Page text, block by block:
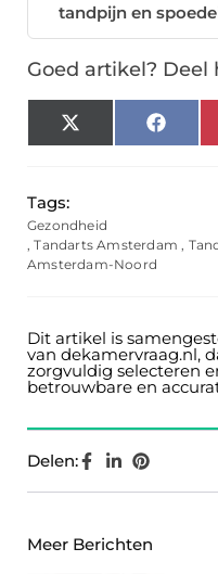
tandpijn en
Goed artikel? Deel
X
(Twitter)
Tags:
Gezondheid
,Tandarts Amsterdam ,
Amsterdam-Noord
Dit artikel is
van dekamervraag.nl,
zorgvuldig selecteren
betrouwbare en
Delen:
Meer Berichten